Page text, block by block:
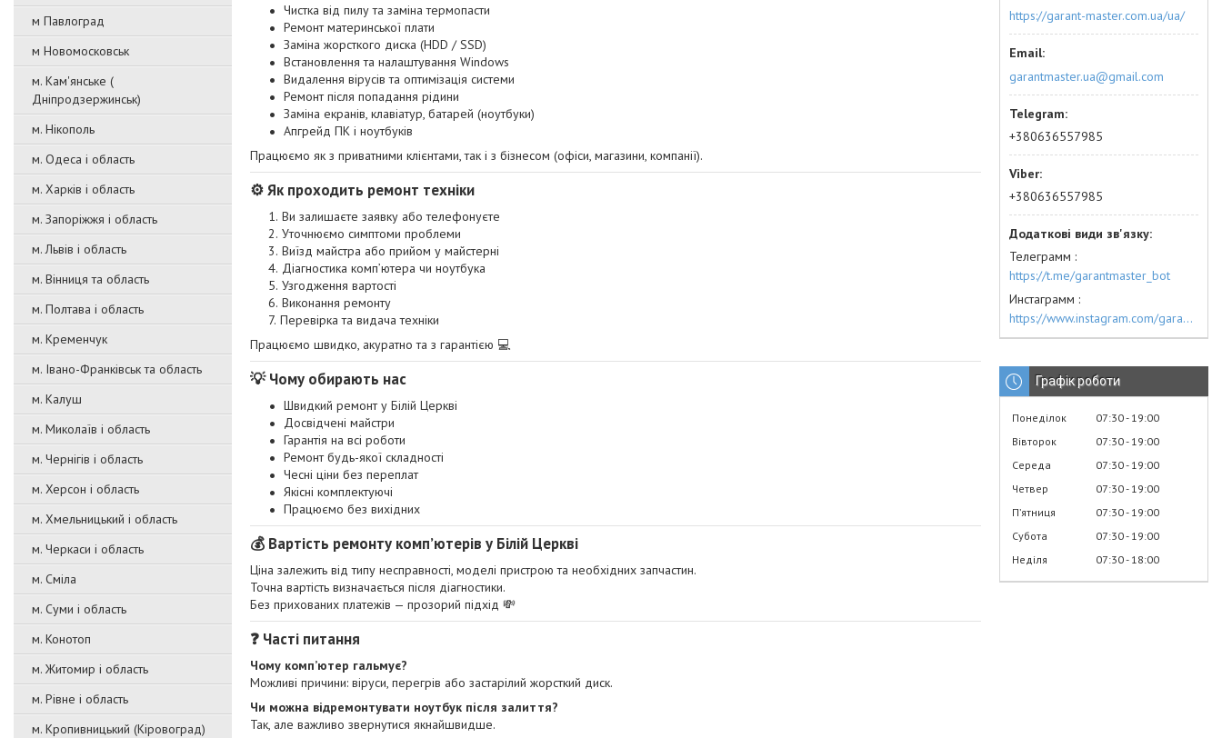
м Павлоград
м Новомосковськ
м. Кам'янське (
Дніпродзержинськ)
м. Нікополь
м. Одеса і область
м. Харків і область
м. Запоріжжя і область
м. Львів і область
м. Вінниця та область
м. Полтава і область
м. Кременчук
м. Івано-Франківськ та область
м. Калуш
м. Миколаїв і область
м. Чернігів і область
м. Херсон і область
м. Хмельницький і область
м. Черкаси і область
м. Сміла
м. Суми і область
м. Конотоп
м. Житомир і область
м. Рівне і область
м. Кропивницький (Кіровоград)
Чистка від пилу та заміна термопасти
Ремонт материнської плати
Заміна жорсткого диска (HDD / SSD)
Встановлення та налаштування Windows
Видалення вірусів та оптимізація системи
Ремонт після попадання рідини
Заміна екранів, клавіатур, батарей (ноутбуки)
Апгрейд ПК і ноутбуків
Працюємо як з приватними клієнтами, так і з бізнесом (офіси, магазини, компанії).
⚙️ Як проходить ремонт техніки
Ви залишаєте заявку або телефонуєте
Уточнюємо симптоми проблеми
Виїзд майстра або прийом у майстерні
Діагностика комп’ютера чи ноутбука
Узгодження вартості
Виконання ремонту
Перевірка та видача техніки
Працюємо швидко, акуратно та з гарантією 💻
💡 Чому обирають нас
Швидкий ремонт у Білій Церкві
Досвідчені майстри
Гарантія на всі роботи
Ремонт будь-якої складності
Чесні ціни без переплат
Якісні комплектуючі
Працюємо без вихідних
💰 Вартість ремонту комп’ютерів у Білій Церкві
Ціна залежить від типу несправності, моделі пристрою та необхідних запчастин.
Точна вартість визначається після діагностики.
Без прихованих платежів — прозорий підхід 💸
❓ Часті питання
Чому комп’ютер гальмує?
Можливі причини: віруси, перегрів або застарілий жорсткий диск.
Чи можна відремонтувати ноутбук після залиття?
Так, але важливо звернутися якнайшвидше.
https://garant-master.com.ua/ua/
garantmaster.ua@gmail.com
+380636557985
+380636557985
Телеграмм
https://t.me/garantmaster_bot
Инстаграмм
https://www.instagram.com/garantmaster.ua/
Графік роботи
Понеділок 07:30 19:00
Вівторок
07:30 19:00
Середа
07:30 19:00
Четвер
07:30 19:00
Пʼятниця
07:30 19:00
Субота
07:30 19:00
Неділя
07:30 18:00